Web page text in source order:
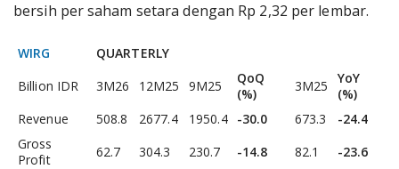
bersih per saham setara dengan Rp 2,32 per lembar.
WIRG
QUARTERLY
Billion IDR
3M26 12M25 9M25
QoQ
(%)
3M25
YoY
(%)
Revenue
508.8 2677.4 1950.4 -30.0 673.3
-24.4
Gross
Profit
62.7 304.3 230.7 -14.8 82.1
-23.6